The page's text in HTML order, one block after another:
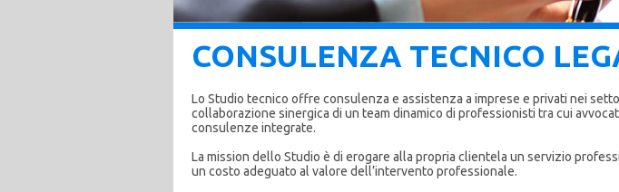
CONSULENZA TECNICO
Lo Studio tecnico offre consulenza e assistenza a imprese e privati nei
collaborazione sinergica di un team dinamico di professionisti tra cui
consulenze integrate.
La mission dello Studio è di erogare alla propria clientela un servizio
un costo adeguato al valore dell’intervento professionale.